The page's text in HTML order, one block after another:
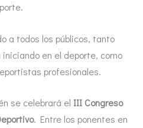
a todos los públicos, tanto
en el deporte, como
profesionales.
se celebrará el III Congreso
. Entre los ponentes en